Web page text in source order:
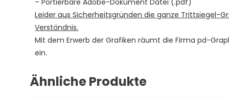
Leider aus Sicherheitsgründen die ganze Trittsiegel-
Verständnis.
Mit dem Erwerb der Grafiken räumt die Firma pd-
ein.
Ähnliche Produkte